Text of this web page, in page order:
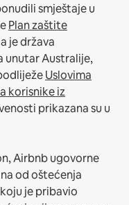
smještaje u
Plan zaštite
je država
unutar Australije,
Uslovima
korisnike iz
prikazana su u
Airbnb ugovorne
od oštećenja
je pribavio